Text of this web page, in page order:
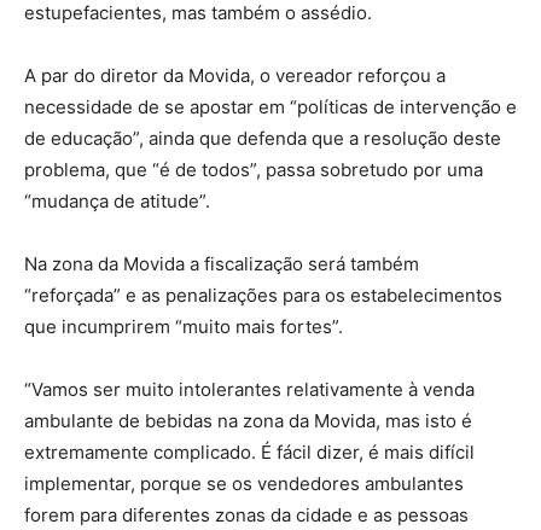
estupefacientes, mas também o assédio.
A par do diretor da Movida, o vereador reforçou a
necessidade de se apostar em “políticas de intervenção e
de educação”, ainda que defenda que a resolução deste
problema, que “é de todos”, passa sobretudo por uma
“mudança de atitude”.
Na zona da Movida a fiscalização será também
“reforçada” e as penalizações para os estabelecimentos
que incumprirem “muito mais fortes”.
“Vamos ser muito intolerantes relativamente à venda
ambulante de bebidas na zona da Movida, mas isto é
extremamente complicado. É fácil dizer, é mais difícil
implementar, porque se os vendedores ambulantes
forem para diferentes zonas da cidade e as pessoas